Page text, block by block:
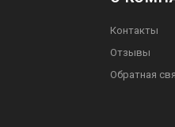
Контакты
Отзывы
Обратная